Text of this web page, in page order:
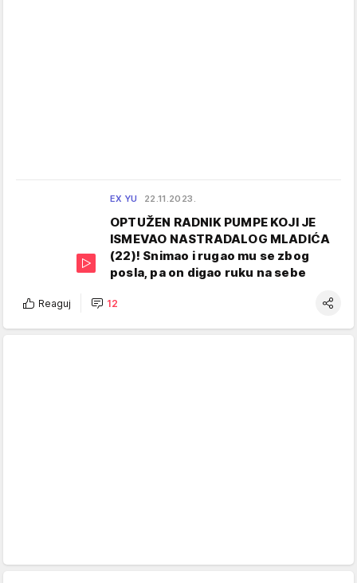
EX YU 22.11.2023.
OPTUŽEN RADNIK PUMPE KOJI JE
ISMEVAO NASTRADALOG MLADIĆA
(22)! Snimao i rugao mu se zbog
posla, pa on digao ruku na sebe
Reaguj 12